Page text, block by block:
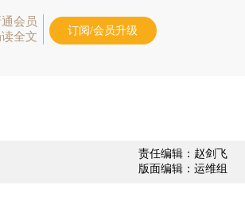
会员
全文
订阅/会员升级
责任编辑：赵剑飞
版面编辑：运维组